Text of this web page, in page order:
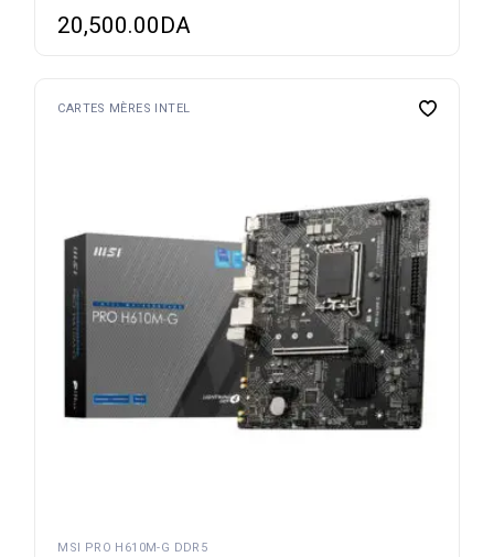
20,500.00DA
CARTES MÈRES INTEL
MSI PRO H610M-G DDR5